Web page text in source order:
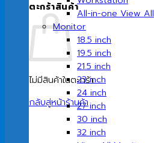
ตะกร้าสินค้า
ไม่มีสินค้าในตะกร้า
กลับสู่หน้าร้านค้า
All-in-one View All
Monitor
18.5 inch
19.5 inch
21.5 inch
23 inch
24 inch
27 inch
30 inch
32 inch